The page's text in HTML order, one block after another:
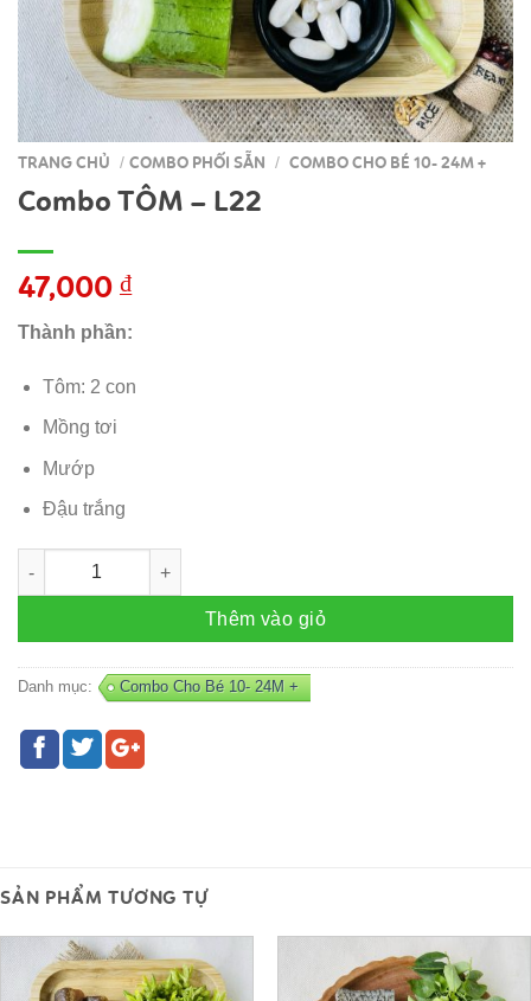
TRANG CHỦ / COMBO PHỐI SẴN / COMBO CHO BÉ 10- 24M +
Combo TÔM – L22
47,000 ₫
Thành phần:
Tôm: 2 con
Mồng tơi
Mướp
Đậu trắng
Combo TÔM - L22 số lượng
Thêm vào giỏ
Danh mục: Combo Cho Bé 10- 24M +
SẢN PHẨM TƯƠNG TỰ